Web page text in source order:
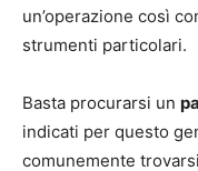
un’operazione così
strumenti particolari.
Basta procurarsi un
indicati per questo
comunemente